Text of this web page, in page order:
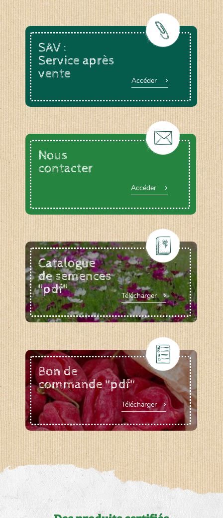
SAV :
Service après
vente
Accéder
Nous
contacter
Accéder
Catalogue
de semences
"pdf"
Télécharger
Bon de
commande "pdf"
Télécharger